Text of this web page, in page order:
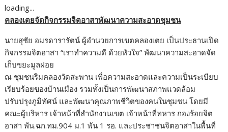
e
b
o
o
k
ittk
e
dI
e p
Li
k
ar
loading...
คลองเตยจัดกิจกรรมจิตอาสาพัฒนาความสะอาดชุมชน
นายสุชัย อมรดารารัตน์ ผู้อำนวยการเขตคลองเตย เป็นประธานเปิด
กิจกรรมจิตอาสา “เราทำความดี ด้วยหัวใจ” พัฒนาความสะอาดจัด
เก็บขยะมูลฝอย
ณ ชุมชนริมคลองวัดสะพาน เพื่อความสะอาดและความเป็นระเบียบ
เรียบร้อยของบ้านเมือง รวมทั้งเป็นการพัฒนาสภาพแวดล้อม
ปรับปรุงภูมิทัศน์ และพัฒนาคุณภาพชีวิตของคนในชุมชน โดยมี
คณะผู้บริหาร เจ้าหน้าที่สำนักงานเขต เจ้าหน้าที่ทหาร กองร้อยจิต
อาสา พัน.ฉก.ทม.904 ม.1 พัน 1 รอ. และประชาชนจิตอาสาในพื้นที่